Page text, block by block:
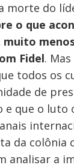
morte do
o que
muito
Fidel.
todos os
de
e que o luto
da colônia
analisar a